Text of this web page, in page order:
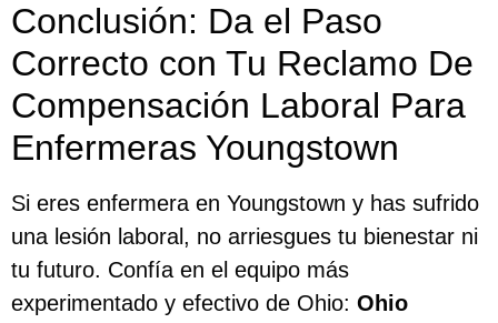
Conclusión: Da el Paso
Correcto con Tu Reclamo De
Compensación Laboral Para
Enfermeras Youngstown
Si eres enfermera en Youngstown y has sufrido
una lesión laboral, no arriesgues tu bienestar ni
tu futuro. Confía en el equipo más
experimentado y efectivo de Ohio: Ohio